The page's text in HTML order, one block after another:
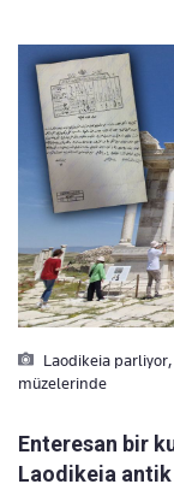
Laodikeia
müzelerinde
Enteresan bir
Laodikeia antik